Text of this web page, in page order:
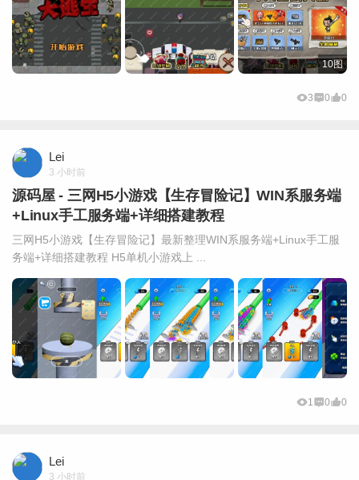
10图
3 0 0
Lei
3 小时前
源码屋 - 三网H5小游戏【生存冒险记】WIN系服务端
+Linux手工服务端+详细搭建教程
三网H5小游戏【生存冒险记】最新整理WIN系服务端+Linux手工服
务端+详细搭建教程 H5单机小游戏上 ...
1 0 0
Lei
3 小时前